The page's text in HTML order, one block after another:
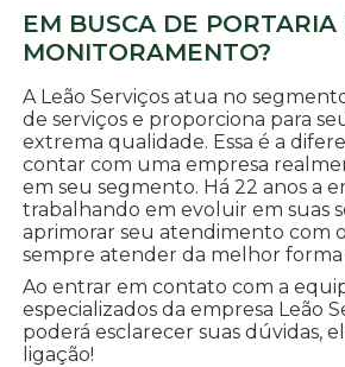
EM BUSCA DE
MONITORAMENTO?
A Leão Serviços atua no
de serviços e proporciona para
extrema qualidade. Essa é a
contar com uma empresa
em seu segmento. Há 22 anos a
trabalhando em evoluir em suas
aprimorar seu atendimento com
sempre atender da melhor forma
Ao entrar em contato com a
especializados da empresa Leão
poderá esclarecer suas dúvidas,
ligação!